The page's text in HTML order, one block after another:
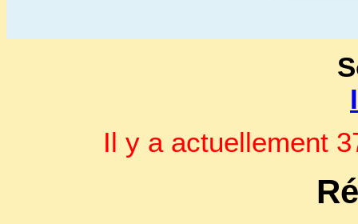
Il y a actuellement